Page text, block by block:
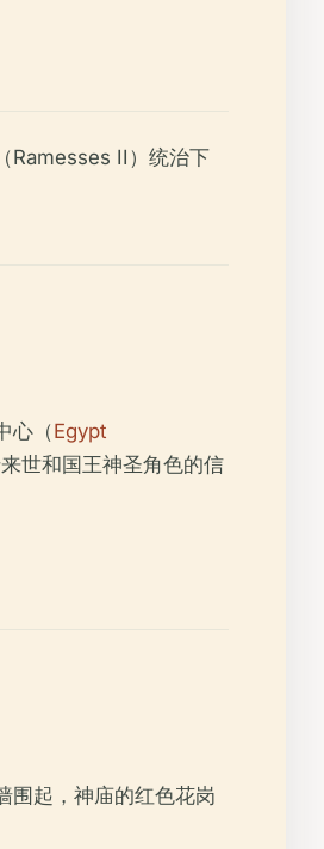
Ramesses II）统治下
心（Egypt
世和国王神圣角色的信
围起，神庙的红色花岗